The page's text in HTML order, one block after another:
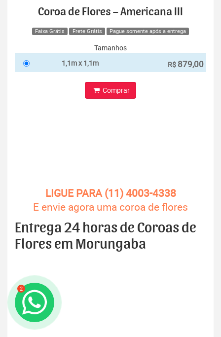
2
Coroa de Flores – Americana III
Faixa Grátis Frete Grátis Pague somente após a entrega
Tamanhos
1,1m x 1,1m
R$ 879,00
Comprar
LIGUE PARA (11) 4003-4338
E envie agora uma coroa de flores
Entrega 24 horas de Coroas de
Flores em Morungaba